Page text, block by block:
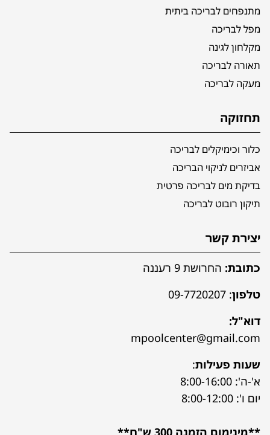
מתנפחים לבריכה ביתית
מפל לבריכה
מקלחון לגינה
תאורה לבריכה
מעקה לבריכה
תחזוקה
כלור וכימיקלים לבריכה
אביזרים לניקוי הבריכה
בדיקת מים לבריכה פרטית
תיקון רובוט לבריכה
יצירת קשר
כתובת: החרושת 9 רעננה
טלפון:
09-7720207
דוא"ל:
mpoolcenter@gmail.com
שעות פעילות:
א'-ה': 8:00-16:00
יום ו': 8:00-12:00
**מינימום הזמנה 300 ש"ח**